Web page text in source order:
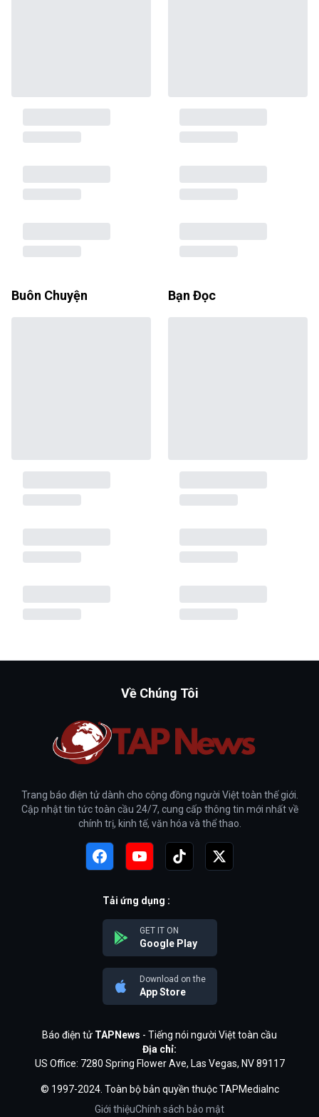
Buôn Chuyện Bạn Đọc
Về Chúng Tôi
Trang báo điện tử dành cho cộng đồng người Việt toàn thế giới.
Cập nhật tin tức toàn cầu 24/7, cung cấp thông tin mới nhất về
chính trị, kinh tế, văn hóa và thể thao.
Tải ứng dụng :
GET IT ON
Google Play
Download on the
App Store
Báo điện tử TAPNews - Tiếng nói người Việt toàn cầu
Địa chỉ:
US Office: 7280 Spring Flower Ave, Las Vegas, NV 89117
© 1997-2024. Toàn bộ bản quyền thuộc TAPMediaInc
Giới thiệuChính sách bảo mật